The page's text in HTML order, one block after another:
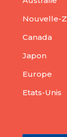
Nouvelle-
Canada
Japon
Europe
Etats-Unis